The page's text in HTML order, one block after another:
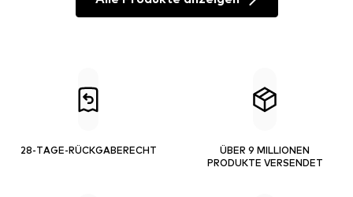
28-TAGE-RÜCKGABERECHT
ÜBER 9 MILLIONEN
PRODUKTE VERSENDET